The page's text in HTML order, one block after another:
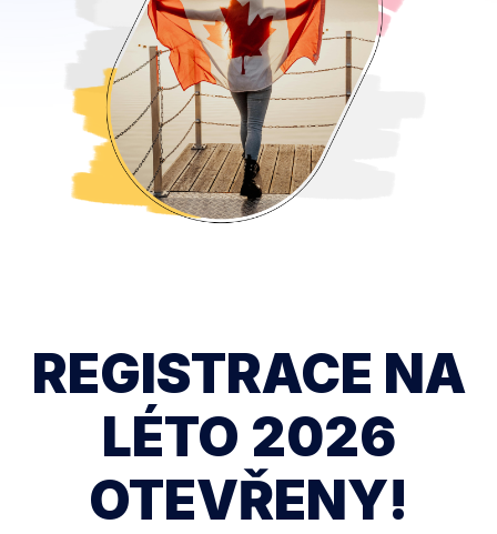
REGISTRACE NA
LÉTO 2026
OTEVŘENY!